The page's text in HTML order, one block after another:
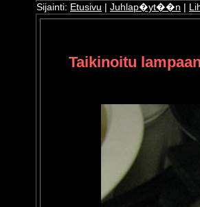
Sijainti: Etusivu Juhlap�yt��n
Taikinoitu